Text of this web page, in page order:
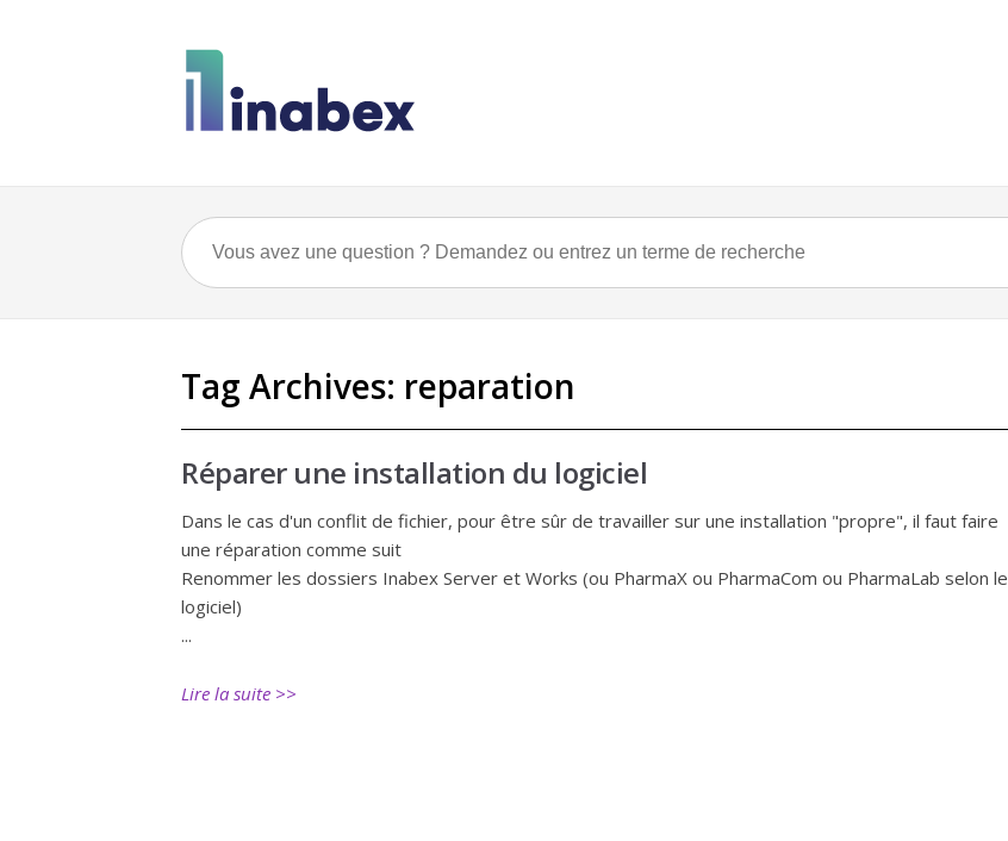
Tag Archives: reparation
Réparer une installation du logiciel
Dans le cas d'un conflit de fichier, pour être sûr de travailler sur une installation "propre", il faut faire
une réparation comme suit
Renommer les dossiers Inabex Server et Works (ou PharmaX ou PharmaCom ou PharmaLab selon le
logiciel)
...
Lire la suite >>